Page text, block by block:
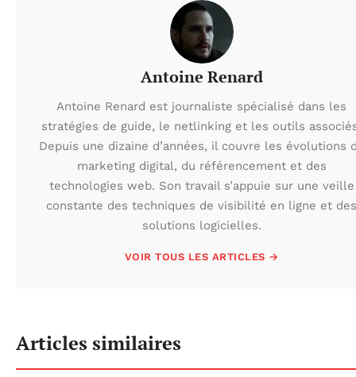
Antoine Renard
Antoine Renard est journaliste spécialisé dans les
stratégies de guide, le netlinking et les outils
Depuis une dizaine d’années, il couvre les évolutions
marketing digital, du référencement et des
technologies web. Son travail s’appuie sur une veille
constante des techniques de visibilité en ligne et des
solutions logicielles.
VOIR TOUS LES ARTICLES →
Articles similaires